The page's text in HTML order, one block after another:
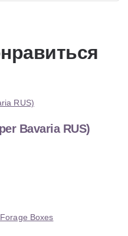
Bavaria RUS)